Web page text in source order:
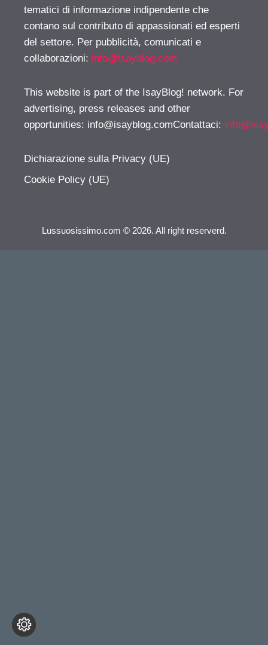
tematici di informazione indipendente che
contano sul contributo di appassionati ed esperti
del settore. Per pubblicità, comunicati e
collaborazioni: info@isayblog.com
This website is part of the IsayBlog! network. For
advertising, press releases and other
opportunities: info@isayblog.comContattaci:
Dichiarazione sulla Privacy (UE)
Cookie Policy (UE)
Lussuosissimo.com © 2026. All right reserverd.